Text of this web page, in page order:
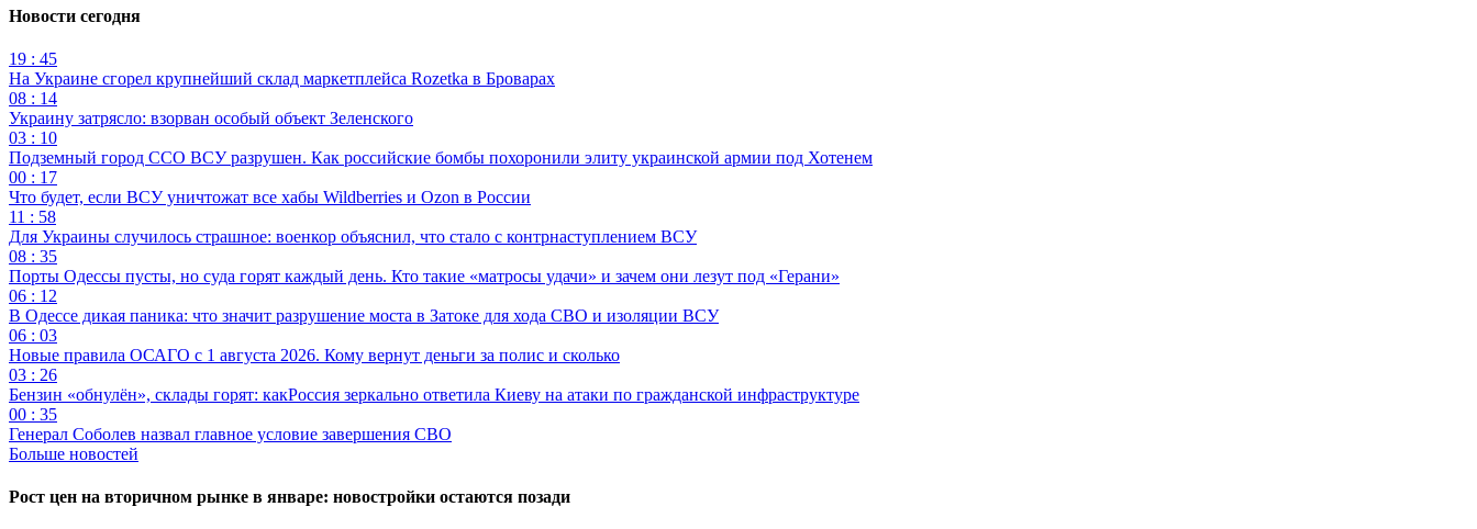
Новости сегодня
19 : 45
На Украине сгорел крупнейший склад маркетплейса Rozetka в Броварах
08 : 14
Украину затрясло: взорван особый объект Зеленского
03 : 10
Подземный город ССО ВСУ разрушен. Как российские бомбы похоронили элиту украинской армии под Хотенем
00 : 17
Что будет, если ВСУ уничтожат все хабы Wildberries и Ozon в России
11 : 58
Для Украины случилось страшное: военкор объяснил, что стало с контрнаступлением ВСУ
08 : 35
Порты Одессы пусты, но суда горят каждый день. Кто такие «матросы удачи» и зачем они лезут под «Герани»
06 : 12
В Одессе дикая паника: что значит разрушение моста в Затоке для хода СВО и изоляции ВСУ
06 : 03
Новые правила ОСАГО с 1 августа 2026. Кому вернут деньги за полис и сколько
03 : 26
Бензин «обнулён», склады горят: какРоссия зеркально ответила Киеву на атаки по гражданской инфраструктуре
00 : 35
Генерал Соболев назвал главное условие завершения СВО
Больше новостей
Рост цен на вторичном рынке в январе: новостройки остаются позади